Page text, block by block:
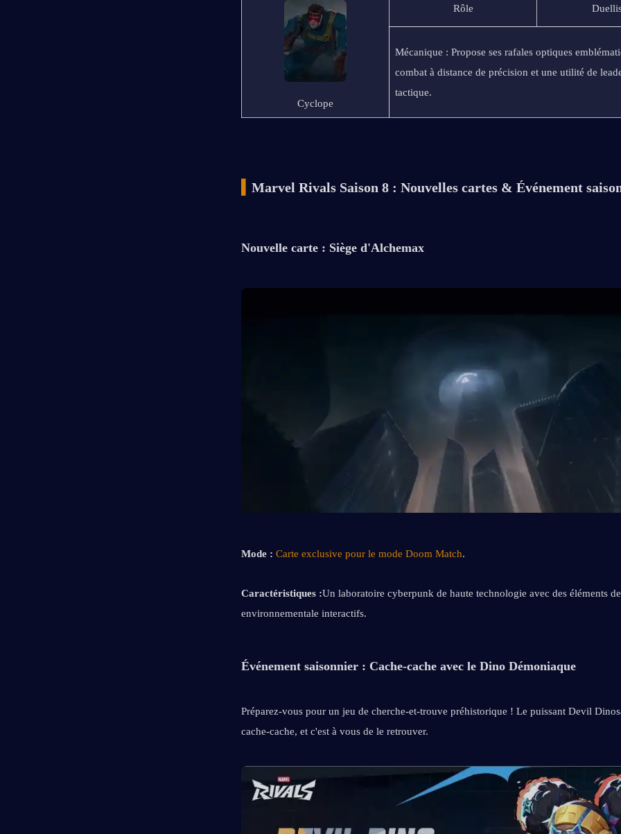
Cyclope
Rôle
Mécanique : Propose ses rafales optiques
combat à distance de précision et une utilité de
tactique.
Marvel Rivals Saison 8 : Nouvelles cartes & Événement
Nouvelle carte : Siège d'Alchemax
Mode : Carte exclusive pour le mode Doom Match.
Caractéristiques :Un laboratoire cyberpunk de haute technologie avec des éléments
environnementale interactifs.
Événement saisonnier : Cache-cache avec le Dino Démoniaque
Préparez-vous pour un jeu de cherche-et-trouve préhistorique ! Le puissant Devil
cache-cache, et c'est à vous de le retrouver.